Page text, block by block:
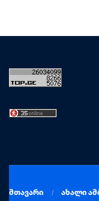
მთავარი ახალი